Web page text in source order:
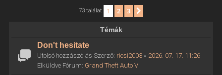
73 találat 1 2 3
Témák
Don't hesitate
Utolsó hozzászólás Szerző: ricsi2003« 2026. 07. 17. 11:26
Elküldve Fórum: Grand Theft Auto V